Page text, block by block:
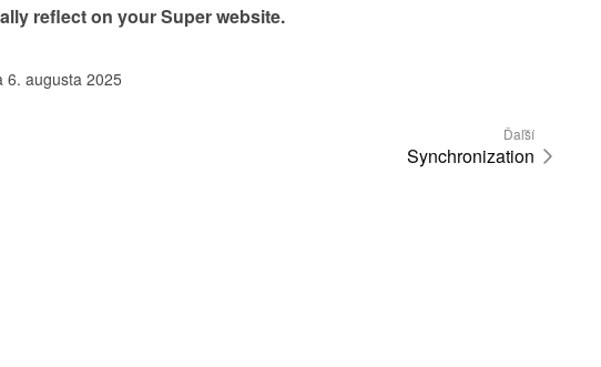
reflect on your Super website.
6. augusta 2025
Ďaľší
Synchronization